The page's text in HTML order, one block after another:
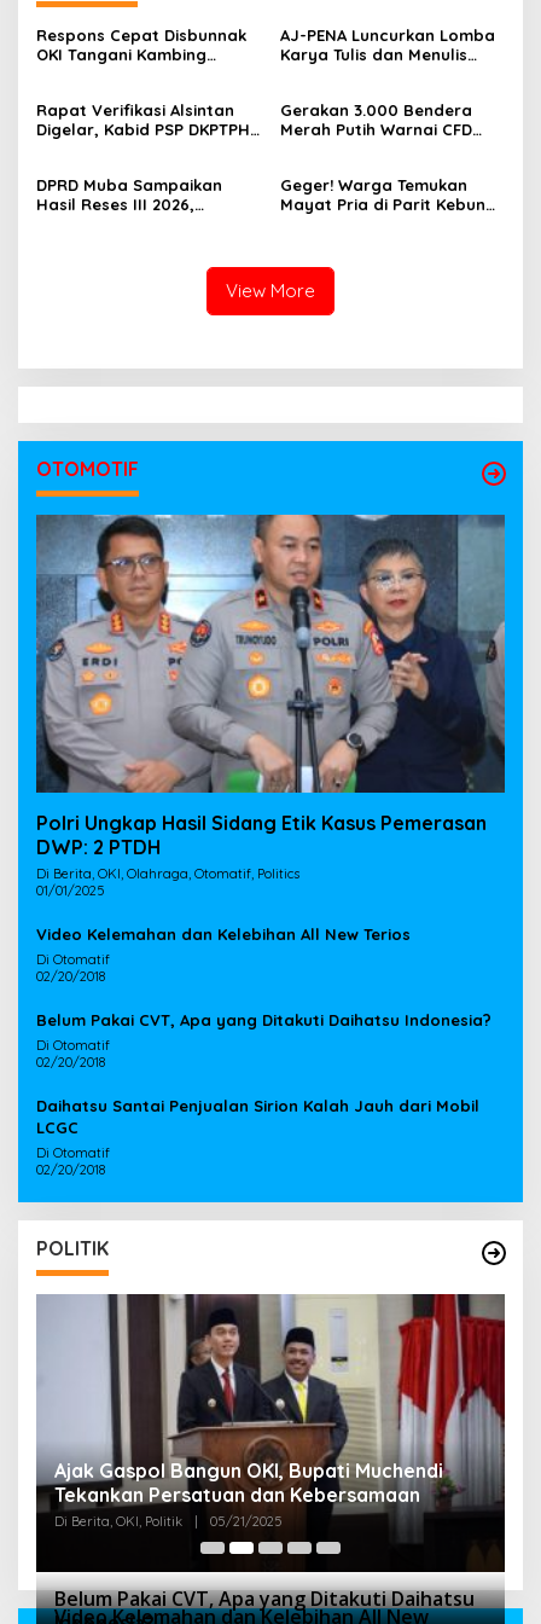
Respons Cepat Disbunnak
OKI Tangani Kambing
Penularan
‎AJ-PENA Luncurkan Lomba
Karya Tulis dan Menulis
Jurnalis Muda Berdaya
Saing
Rapat Verifikasi Alsintan
Digelar, Kabid PSP DKPTPH
Gerakan 3.000 Bendera
Merah Putih Warnai CFD
Semangat Persatuan
DPRD Muba Sampaikan
Hasil Reses III 2026,
Geger! Warga Temukan
Mayat Pria di Parit Kebun
View More
OTOMOTIF
Polri Ungkap Hasil Sidang Etik Kasus Pemerasan
DWP: 2 PTDH
Di Berita, OKI, Olahraga, Otomatif, Politics
01/01/2025
Video Kelemahan dan Kelebihan All New Terios
Di Otomatif
02/20/2018
Belum Pakai CVT, Apa yang Ditakuti Daihatsu Indonesia?
Di Otomatif
02/20/2018
Daihatsu Santai Penjualan Sirion Kalah Jauh dari Mobil
LCGC
Di Otomatif
02/20/2018
POLITIK
Ajak Gaspol Bangun OKI, Bupati Muchendi
Tekankan Persatuan dan Kebersamaan
Di Berita, OKI, Politik 05/21/2025
Belum Pakai CVT, Apa yang Ditakuti Daihatsu
Video Kelemahan dan Kelebihan All New